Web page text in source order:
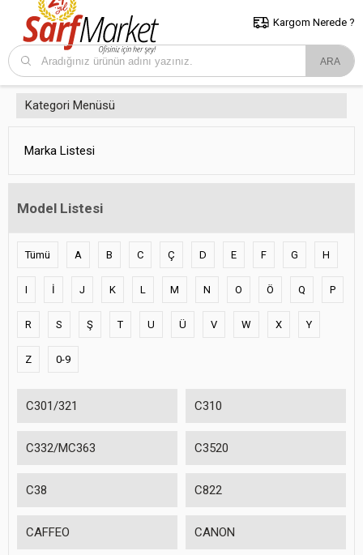
5000 TL ve Üzeri Alışverişlerde İstanbul İçi Kargo Bedava!
ve Trakya İçin Tıklayın..
Kargom Nerede ?
Kategori Menüsü
Marka Listesi
Model Listesi
Tümü A B C Ç D E F G H
I İ J K L M N O Ö Q P
R S Ş T U Ü V W X Y
Z 0-9
C301/321 C310
C332/MC363 C3520
C38 C822
CAFFEO CANON